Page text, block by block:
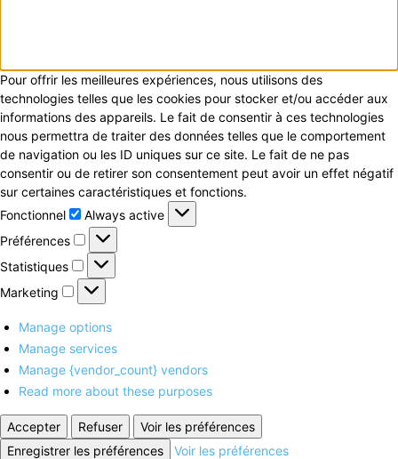
Pour offrir les meilleures expériences, nous utilisons des
technologies telles que les cookies pour stocker et/ou accéder aux
informations des appareils. Le fait de consentir à ces technologies
nous permettra de traiter des données telles que le comportement
de navigation ou les ID uniques sur ce site. Le fait de ne pas
consentir ou de retirer son consentement peut avoir un effet négatif
sur certaines caractéristiques et fonctions.
Fonctionnel
Fonctionnel
Always active
Préférences
Préférences
Statistiques Statistiques
Marketing Marketing
Manage options
Manage services
Manage {vendor_count} vendors
Read more about these purposes
Accepter Refuser
Voir les préférences
Enregistrer les préférences
Voir les préférences